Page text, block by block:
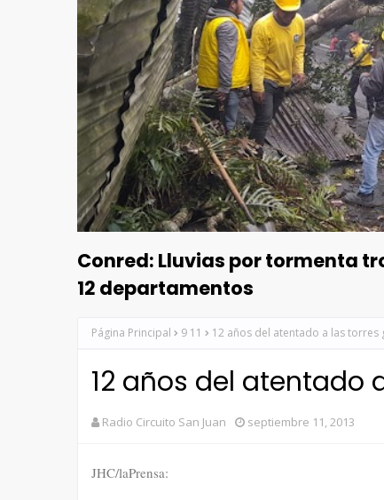
Conred: Lluvias por tormenta
12 departamentos
Página Principal 9 11 12 años del atentado a las torres
12 años del atentado
Radio Circuito San Juan septiembre 11, 2013
JHC/laPrensa: